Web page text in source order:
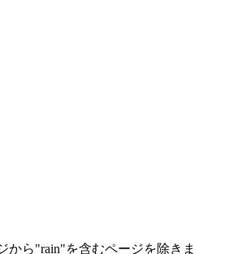
から"rain"を含むページを除きま